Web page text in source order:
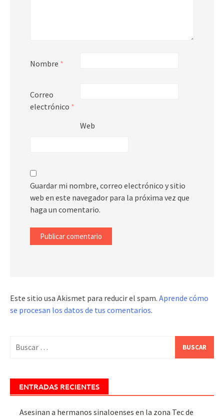
Nombre *
Correo
electrónico *
Web
Guardar mi nombre, correo electrónico y sitio
web en este navegador para la próxima vez que
haga un comentario.
Este sitio usa Akismet para reducir el spam. Aprende cómo
se procesan los datos de tus comentarios.
ENTRADAS RECIENTES
Asesinan a hermanos sinaloenses en la zona Tec de